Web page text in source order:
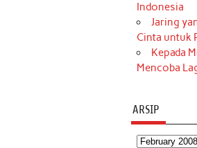
Indonesia
Jaring
Cinta untuk
Kepada
Mencoba
ARSIP
Arsip